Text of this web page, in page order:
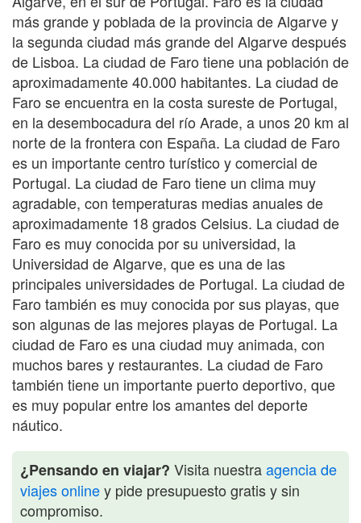
más grande y poblada de la provincia de Algarve y
la segunda ciudad más grande del Algarve después
de Lisboa. La ciudad de Faro tiene una población de
aproximadamente 40.000 habitantes. La ciudad de
Faro se encuentra en la costa sureste de Portugal,
en la desembocadura del río Arade, a unos 20 km al
norte de la frontera con España. La ciudad de Faro
es un importante centro turístico y comercial de
Portugal. La ciudad de Faro tiene un clima muy
agradable, con temperaturas medias anuales de
aproximadamente 18 grados Celsius. La ciudad de
Faro es muy conocida por su universidad, la
Universidad de Algarve, que es una de las
principales universidades de Portugal. La ciudad de
Faro también es muy conocida por sus playas, que
son algunas de las mejores playas de Portugal. La
ciudad de Faro es una ciudad muy animada, con
muchos bares y restaurantes. La ciudad de Faro
también tiene un importante puerto deportivo, que
es muy popular entre los amantes del deporte
náutico.
¿Pensando en viajar? Visita nuestraagencia de
viajes onliney pide presupuesto gratis y sin
compromiso.